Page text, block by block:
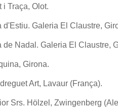
i Traça, Olot.
d'Estiu. Galeria El Claustre,
de Nadal. Galeria El Claustre,
Girona.
Art, Lavaur (França).
Hölzel, Zwingenberg